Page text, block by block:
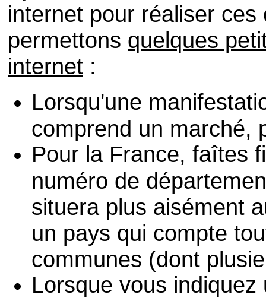
internet pour réaliser
permettons quelques
internet :
Lorsqu'une
comprend un marché,
Pour la France, faîtes
numéro de
situera plus aisément
un pays qui compte
communes (dont
Lorsque vous